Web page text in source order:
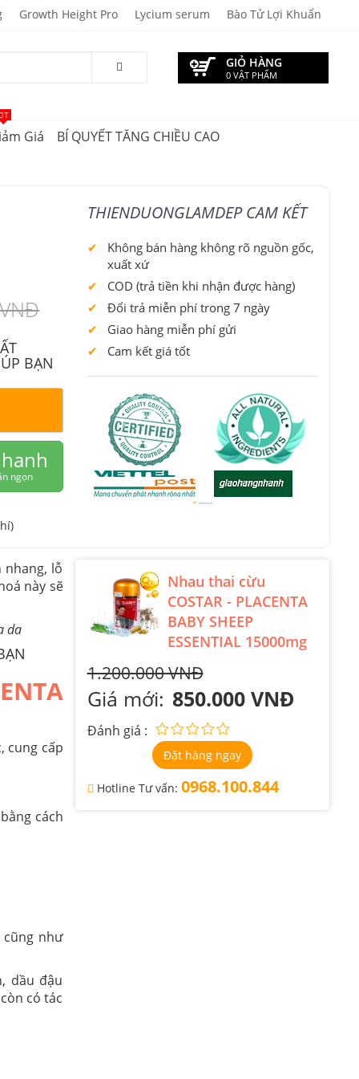
Growth Height Pro Lycium serum Bào Tử Lợi Khuẩn
GIỎ HÀNG
0 VẬT PHẨM
Giá BÍ QUYẾT TĂNG CHIỀU CAO
BẠN
ngọn
THIENDUONGLAMDEP CAM KẾT
Không bán hàng không rõ nguồn gốc,
xuất xứ
COD (trả tiền khi nhận được hàng)
Đổi trả miễn phí trong 7 ngày
Giao hàng miễn phí gửi
Cam kết giá tốt
lỗ
này sẽ
da
cung cấp
cách
như
dầu đậu
có tác
Nhau thai cừu
COSTAR - PLACENTA
BABY SHEEP
ESSENTIAL 15000mg
1.200.000 VNĐ
Giá mới: 850.000 VNĐ
Đánh giá :
Đặt hàng ngay
Hotline Tư vấn: 0968.100.844